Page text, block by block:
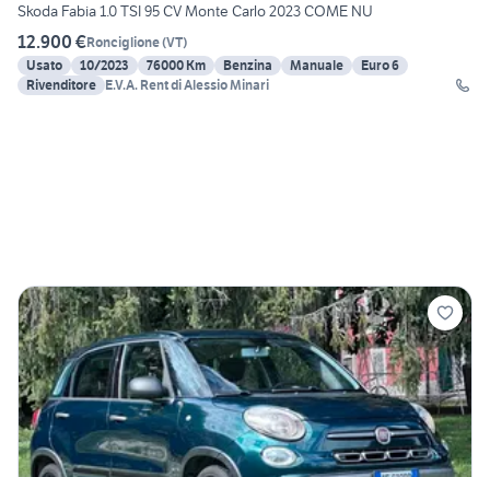
Skoda Fabia 1.0 TSI 95 CV Monte Carlo 2023 COME NU
12.900 €Ronciglione(VT)
Usato
10/2023 76000 Km Benzina Manuale
Euro 6
Rivenditore E.V.A. Rent di Alessio Minari